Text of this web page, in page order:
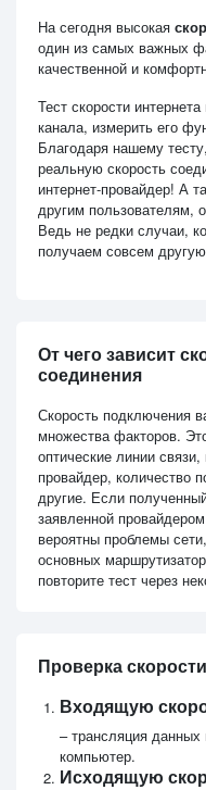
На сегодня высокая
один из самых важных
качественной и
Тест скорости
канала, измерить его
Благодаря нашему
реальную скорость
интернет-провайдер! А
другим пользователям,
Ведь не редки случаи,
получаем совсем
От чего зависит
соединения
Скорость подключения
множества факторов.
оптические линии
провайдер, количество
другие. Если
заявленной
вероятны проблемы
основных
повторите тест через
Проверка
Входящую
– трансляция
компьютер.
Исходящую